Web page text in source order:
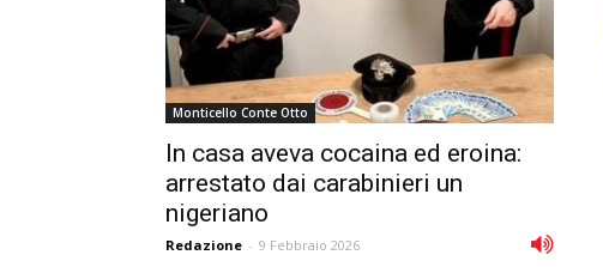
Monticello Conte Otto
In casa aveva cocaina ed eroina:
arrestato dai carabinieri un
nigeriano
Redazione - 9 Febbraio 2026